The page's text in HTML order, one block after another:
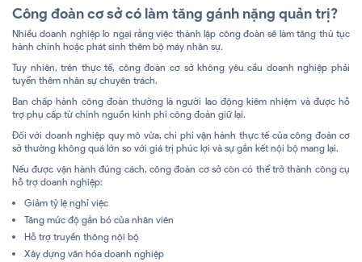
Công đoàn cơ sở có làm tăng gánh nặng quản trị?
Nhiều doanh nghiệp lo ngại rằng việc thành lập công đoàn sẽ làm tăng thủ tục
hành chính hoặc phát sinh thêm bộ máy nhân sự.
Tuy nhiên, trên thực tế, công đoàn cơ sở không yêu cầu doanh nghiệp phải
tuyển thêm nhân sự chuyên trách.
Ban chấp hành công đoàn thường là người lao động kiêm nhiệm và được hỗ
trợ phụ cấp từ chính nguồn kinh phí công đoàn giữ lại.
Đối với doanh nghiệp quy mô vừa, chi phí vận hành thực tế của công đoàn cơ
sở thường không quá lớn so với giá trị phúc lợi và sự gắn kết nội bộ mang lại.
Nếu được vận hành đúng cách, công đoàn cơ sở còn có thể trở thành công cụ
hỗ trợ doanh nghiệp:
Giảm tỷ lệ nghỉ việc
Tăng mức độ gắn bó của nhân viên
Hỗ trợ truyền thông nội bộ
Xây dựng văn hóa doanh nghiệp